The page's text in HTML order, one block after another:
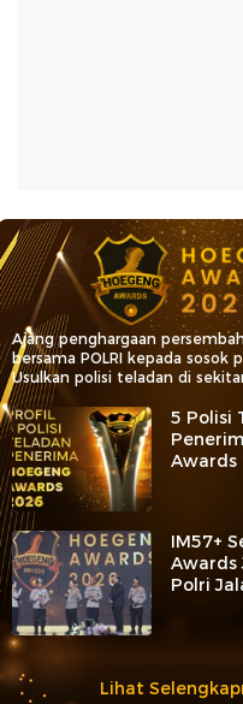
Ajang penghargaan
bersama POLRI kepada sosok
Usulkan polisi teladan di
5 Polisi
Awards
IM57+
Awards
Polri
Lihat